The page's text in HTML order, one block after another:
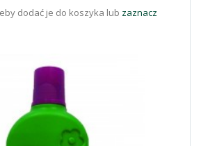
dodać je do koszyka lub zaznacz